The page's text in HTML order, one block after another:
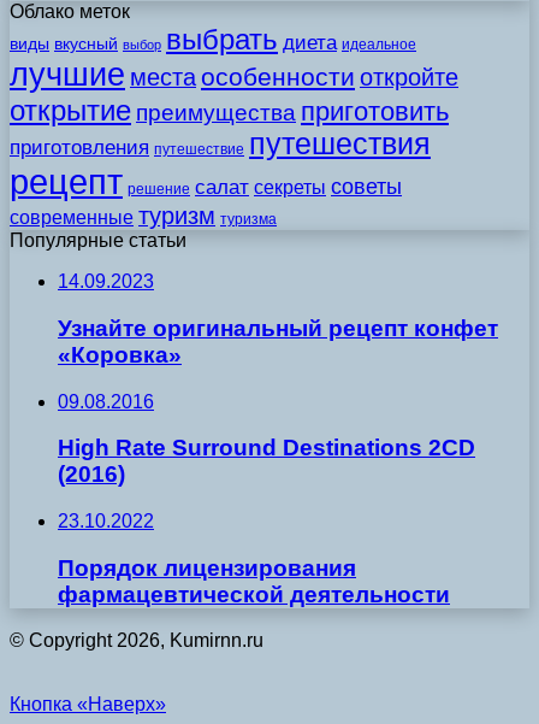
Облако меток
виды вкусный выбор выбрать диета идеальное
лучшие места особенности откройте
открытие преимущества приготовить
приготовления путешествие путешествия
рецепт решение салат секреты советы
современные туризм туризма
Популярные статьи
14.09.2023
Узнайте оригинальный рецепт конфет
«Коровка»
09.08.2016
High Rate Surround Destinations 2CD
(2016)
23.10.2022
Порядок лицензирования
фармацевтической деятельности
© Copyright 2026, Kumirnn.ru
Кнопка «Наверх»